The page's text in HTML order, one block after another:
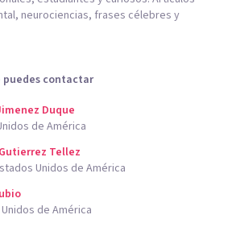
neurociencias, frases célebres y
puedes contactar
Duque
de América
Tellez
Unidos de América
de América